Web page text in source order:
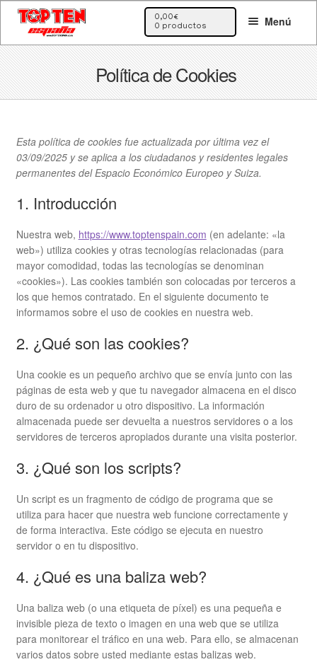
Ir
a
la
navegación
Ir
al
contenido
Menú
0,00€
0 productos
Política de Cookies
Esta política de cookies fue actualizada por última vez el
03/09/2025 y se aplica a los ciudadanos y residentes legales
permanentes del Espacio Económico Europeo y Suiza.
1. Introducción
Nuestra web, https://www.toptenspain.com (en adelante: «la
web») utiliza cookies y otras tecnologías relacionadas (para
mayor comodidad, todas las tecnologías se denominan
«cookies»). Las cookies también son colocadas por terceros a
los que hemos contratado. En el siguiente documento te
informamos sobre el uso de cookies en nuestra web.
2. ¿Qué son las cookies?
Una cookie es un pequeño archivo que se envía junto con las
páginas de esta web y que tu navegador almacena en el disco
duro de su ordenador u otro dispositivo. La información
almacenada puede ser devuelta a nuestros servidores o a los
servidores de terceros apropiados durante una visita posterior.
3. ¿Qué son los scripts?
Un script es un fragmento de código de programa que se
utiliza para hacer que nuestra web funcione correctamente y
de forma interactiva. Este código se ejecuta en nuestro
servidor o en tu dispositivo.
4. ¿Qué es una baliza web?
Una baliza web (o una etiqueta de píxel) es una pequeña e
invisible pieza de texto o imagen en una web que se utiliza
para monitorear el tráfico en una web. Para ello, se almacenan
varios datos sobre usted mediante estas balizas web.